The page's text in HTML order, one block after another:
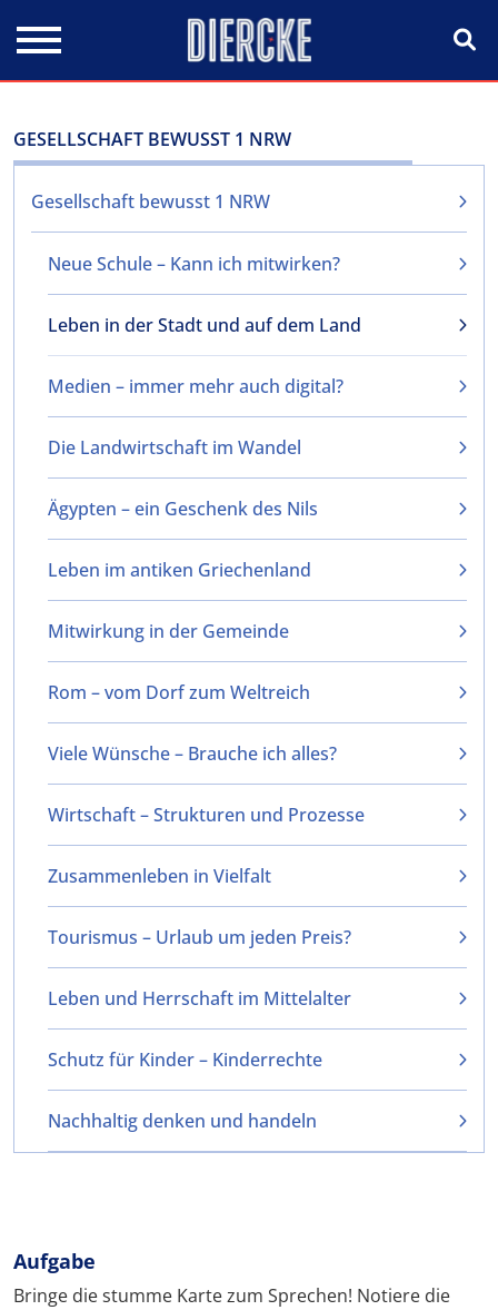
GESELLSCHAFT BEWUSST 1 NRW
Gesellschaft bewusst 1 NRW
Neue Schule – Kann ich mitwirken?
Leben in der Stadt und auf dem Land
Medien – immer mehr auch digital?
Die Landwirtschaft im Wandel
Ägypten – ein Geschenk des Nils
Leben im antiken Griechenland
Mitwirkung in der Gemeinde
Rom – vom Dorf zum Weltreich
Viele Wünsche – Brauche ich alles?
Wirtschaft – Strukturen und Prozesse
Zusammenleben in Vielfalt
Tourismus – Urlaub um jeden Preis?
Leben und Herrschaft im Mittelalter
Schutz für Kinder – Kinderrechte
Nachhaltig denken und handeln
Aufgabe
Bringe die stumme Karte zum Sprechen! Notiere die